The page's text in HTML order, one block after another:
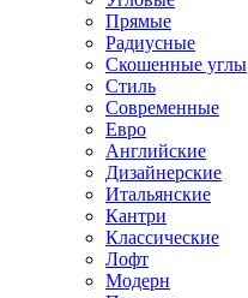
Прямые
Радиусные
Скошенные углы
Стиль
Современные
Евро
Английские
Дизайнерские
Итальянские
Кантри
Классические
Лофт
Модерн